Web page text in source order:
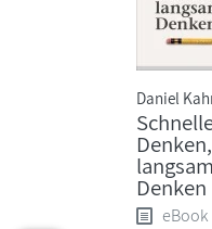
Daniel
Denken,
Denken